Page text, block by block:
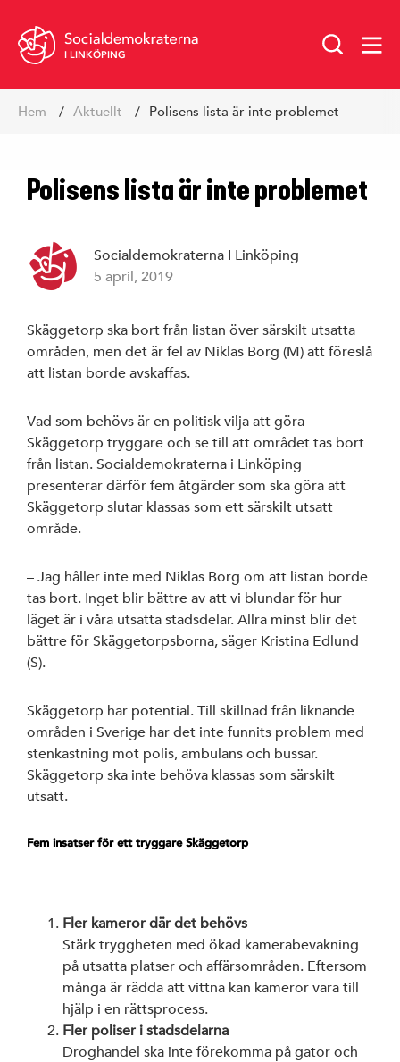
I LINKÖPING
Vår politik
Styrelse
S-föreningar
Linköpings
Riksdagen
Hem Aktuellt Polisens lista är inte problemet
Polisens lista är inte problemet
Socialdemokraterna I Linköping
5 april, 2019
Skäggetorp ska bort från listan över särskilt utsatta
områden, men det är fel av Niklas Borg (M) att föreslå
att listan borde avskaffas.
Vad som behövs är en politisk vilja att göra
Skäggetorp tryggare och se till att området tas bort
från listan. Socialdemokraterna i Linköping
presenterar därför fem åtgärder som ska göra att
Skäggetorp slutar klassas som ett särskilt utsatt
område.
– Jag håller inte med Niklas Borg om att listan borde
tas bort. Inget blir bättre av att vi blundar för hur
läget är i våra utsatta stadsdelar. Allra minst blir det
bättre för Skäggetorpsborna, säger Kristina Edlund
(S).
Skäggetorp har potential. Till skillnad från liknande
områden i Sverige har det inte funnits problem med
stenkastning mot polis, ambulans och bussar.
Skäggetorp ska inte behöva klassas som särskilt
utsatt.
Fem insatser för ett tryggare Skäggetorp
Fler kameror där det behövs
Stärk tryggheten med ökad kamerabevakning
på utsatta platser och affärsområden. Eftersom
många är rädda att vittna kan kameror vara till
hjälp i en rättsprocess.
Fler poliser i stadsdelarna
Droghandel ska inte förekomma på gator och